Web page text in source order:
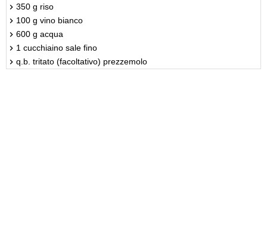
350 g riso
100 g vino bianco
600 g acqua
1 cucchiaino sale fino
q.b. tritato (facoltativo) prezzemolo